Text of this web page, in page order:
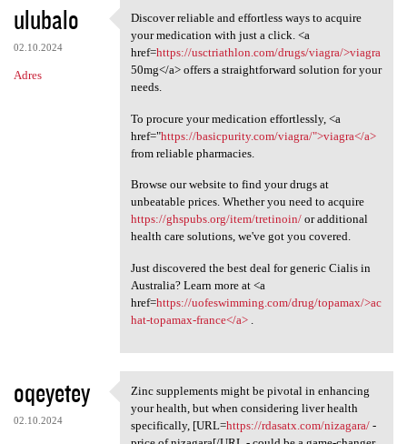
ulubalo
02.10.2024
Adres
Discover reliable and
Discover reliable and effortless ways to acquire
your medication with just a click. <a
href=https://usctriathlon.com/drugs/viagra/>viagra
50mg</a> offers a straightforward solution for your
needs.
To procure your medication effortlessly, <a
href="https://basicpurity.com/viagra/">viagra</a>
from reliable pharmacies.
Browse our website to find your drugs at
unbeatable prices. Whether you need to acquire
https://ghspubs.org/item/tretinoin/or additional
health care solutions, we've got you covered.
Just discovered the best deal for generic Cialis in
Australia? Learn more at <a
href=https://uofeswimming.com/drug/topamax/>ac
hat-topamax-france</a>.
oqeyetey
02.10.2024
Zinc supplements might be
Zinc supplements might be pivotal in enhancing
your health, but when considering liver health
specifically, [URL=https://rdasatx.com/nizagara/-